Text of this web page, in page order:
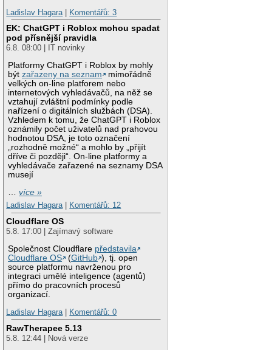
Ladislav Hagara
Komentářů: 3
EK: ChatGPT i Roblox mohou spadat
pod přísnější pravidla
6.8. 08:00 | IT novinky
Platformy ChatGPT i Roblox by mohly
býtzařazeny na seznam
mimořádně
velkých on-line platforem nebo
internetových vyhledávačů, na něž se
vztahují zvláštní podmínky podle
nařízení o digitálních službách (DSA).
Vzhledem k tomu, že ChatGPT i Roblox
oznámily počet uživatelů nad prahovou
hodnotou DSA, je toto označení
„rozhodně možné“ a mohlo by „přijít
dříve či později“. On-line platformy a
vyhledávače zařazené na seznamy DSA
musejí
…více »
Ladislav Hagara| Komentářů: 12
Cloudflare OS
5.8. 17:00 | Zajímavý software
Společnost Cloudflare představila
Cloudflare OS
(GitHub ), tj. open
source platformu navrženou pro
integraci umělé inteligence (agentů)
přímo do pracovních procesů
organizací.
Ladislav Hagara| Komentářů: 0
RawTherapee 5.13
5.8. 12:44 | Nová verze